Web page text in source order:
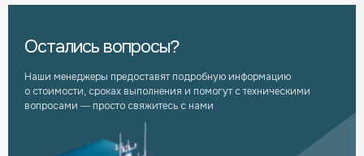
Остались вопросы?
Наши менеджеры предоставят подробную информацию
о стоимости, сроках выполнения и помогут с техническими
вопросами — просто свяжитесь с нами